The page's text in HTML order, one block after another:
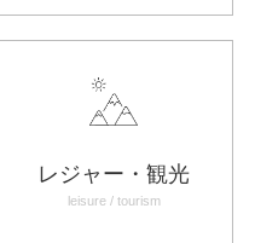
レジャー・観光
leisure / tourism